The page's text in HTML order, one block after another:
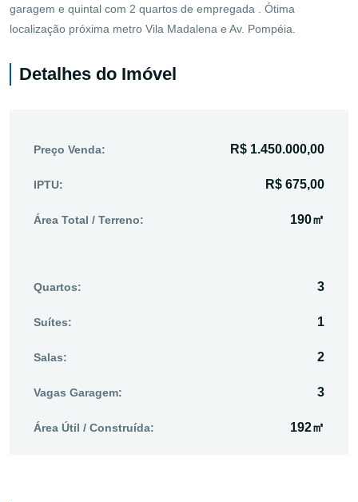
garagem e quintal com 2 quartos de empregada . Ótima
localização próxima metro Vila Madalena e Av. Pompéia.
Detalhes do Imóvel
Preço Venda: R$ 1.450.000,00
IPTU: R$ 675,00
Área Total / Terreno: 190㎡
Quartos: 3
Suítes: 1
Salas: 2
Vagas Garagem: 3
Área Útil / Construída: 192㎡